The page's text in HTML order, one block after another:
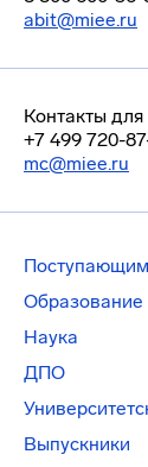
abit@miee.ru
Контакты
+7 499 720-
mc@miee.ru
Поступающим
Образование
Наука
ДПО
Выпускники